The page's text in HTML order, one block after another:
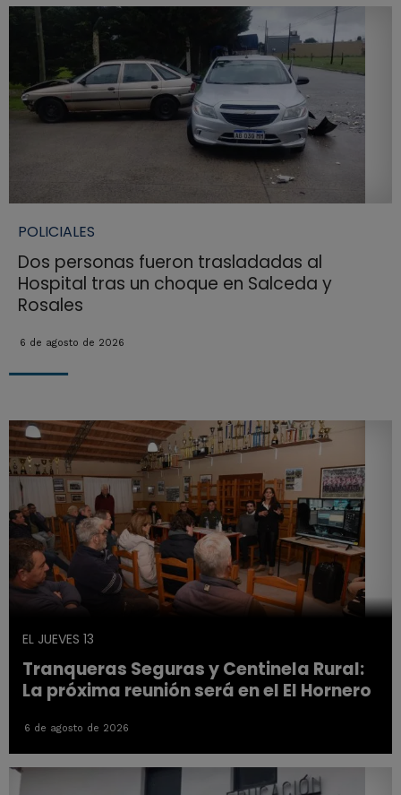
POLICIALES
Dos personas fueron trasladadas al
Hospital tras un choque en Salceda y
Rosales
6 de agosto de 2026
EL JUEVES 13
Tranqueras Seguras y Centinela Rural:
La próxima reunión será en el El Hornero
6 de agosto de 2026